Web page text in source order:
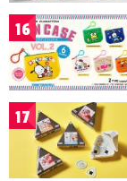
16
17